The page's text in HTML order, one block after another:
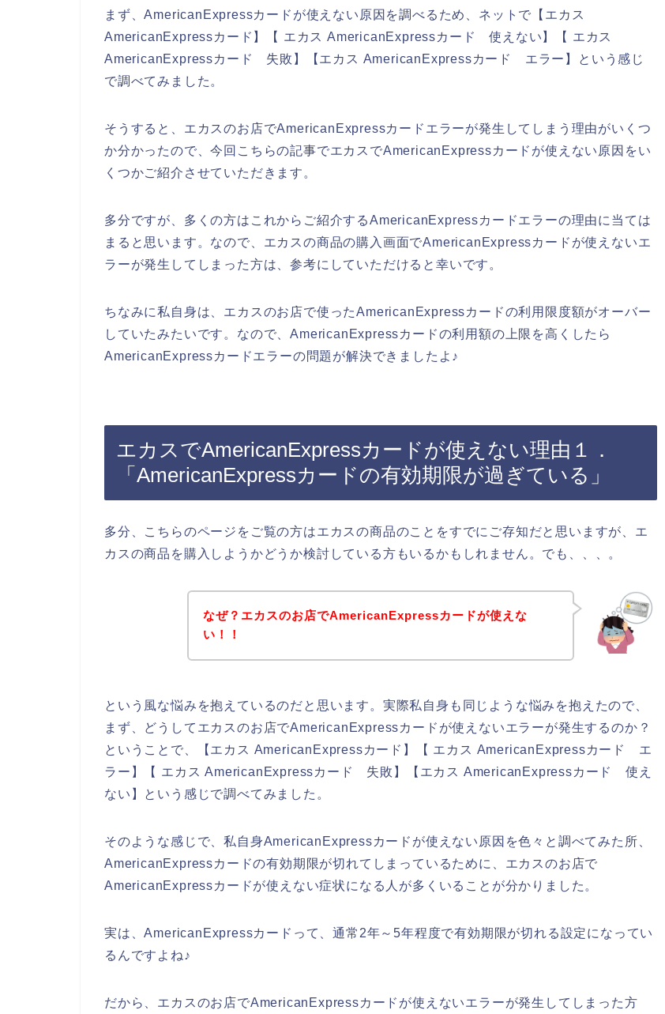
まず、AmericanExpressカードが使えない原因を調べるため、ネットで【エカス
AmericanExpressカード】【 エカス AmericanExpressカード 使えない】【 エカス
AmericanExpressカード 失敗】【エカス AmericanExpressカード エラー】という感じ
で調べてみました。
そうすると、エカスのお店でAmericanExpressカードエラーが発生してしまう理由がいくつ
か分かったので、今回こちらの記事でエカスでAmericanExpressカードが使えない原因をい
くつかご紹介させていただきます。
多分ですが、多くの方はこれからご紹介するAmericanExpressカードエラーの理由に当ては
まると思います。なので、エカスの商品の購入画面でAmericanExpressカードが使えないエ
ラーが発生してしまった方は、参考にしていただけると幸いです。
ちなみに私自身は、エカスのお店で使ったAmericanExpressカードの利用限度額がオーバー
していたみたいです。なので、AmericanExpressカードの利用額の上限を高くしたら
AmericanExpressカードエラーの問題が解決できましたよ♪
エカスでAmericanExpressカードが使えない理由１．
「AmericanExpressカードの有効期限が過ぎている」
多分、こちらのページをご覧の方はエカスの商品のことをすでにご存知だと思いますが、エ
カスの商品を購入しようかどうか検討している方もいるかもしれません。でも、、、。
なぜ？エカスのお店でAmericanExpressカードが使えな
い！！
という風な悩みを抱えているのだと思います。実際私自身も同じような悩みを抱えたので、
まず、どうしてエカスのお店でAmericanExpressカードが使えないエラーが発生するのか？
ということで、【エカス AmericanExpressカード】【 エカス AmericanExpressカード エ
ラー】【 エカス AmericanExpressカード 失敗】【エカス AmericanExpressカード 使え
ない】という感じで調べてみました。
そのような感じで、私自身AmericanExpressカードが使えない原因を色々と調べてみた所、
AmericanExpressカードの有効期限が切れてしまっているために、エカスのお店で
AmericanExpressカードが使えない症状になる人が多くいることが分かりました。
実は、AmericanExpressカードって、通常2年～5年程度で有効期限が切れる設定になってい
るんですよね♪
だから、エカスのお店でAmericanExpressカードが使えないエラーが発生してしまった方